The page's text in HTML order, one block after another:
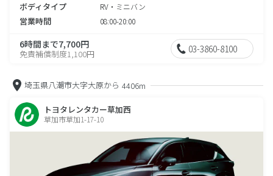
ボディタイプ RV・ミニバン
営業時間 08:00-20:00
6時間まで7,700円
免責補償制度1,100円 03-3860-8100
埼玉県八潮市大字大原から 4406m
トヨタレンタカー草加西
草加市草加1-17-10